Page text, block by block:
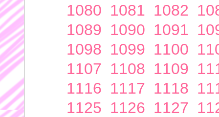
1080 1081 1082
1089 1090 1091
1098 1099 1100
1107 1108 1109
1116 1117 1118
1125 1126 1127